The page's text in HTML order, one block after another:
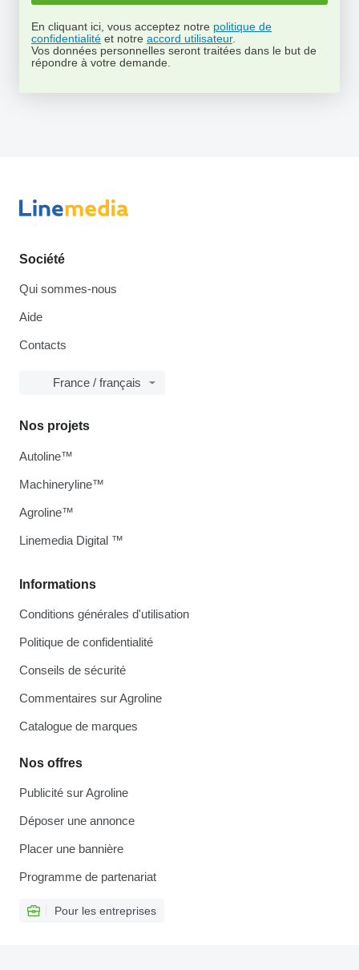
En cliquant ici, vous acceptez notre politique de
confidentialité et notre accord utilisateur.
Vos données personnelles seront traitées dans le but de
répondre à votre demande.
Société
Qui sommes-nous
Aide
Contacts
France / français
Informations
Conditions générales d'utilisation
Politique de confidentialité
Conseils de sécurité
Commentaires sur Agroline
Catalogue de marques
Nos offres
Publicité sur Agroline
Déposer une annonce
Placer une bannière
Programme de partenariat
Pour les entreprises
Nos projets
Autoline™
Machineryline™
Agroline™
Linemedia Digital ™